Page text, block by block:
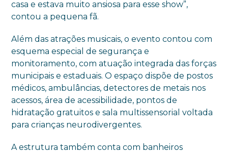
casa e estava muito ansiosa para esse show”,
contou a pequena fã.
Além das atrações musicais, o evento contou com
esquema especial de segurança e
monitoramento, com atuação integrada das forças
municipais e estaduais. O espaço dispõe de postos
médicos, ambulâncias, detectores de metais nos
acessos, área de acessibilidade, pontos de
hidratação gratuitos e sala multissensorial voltada
para crianças neurodivergentes.
A estrutura também conta com banheiros